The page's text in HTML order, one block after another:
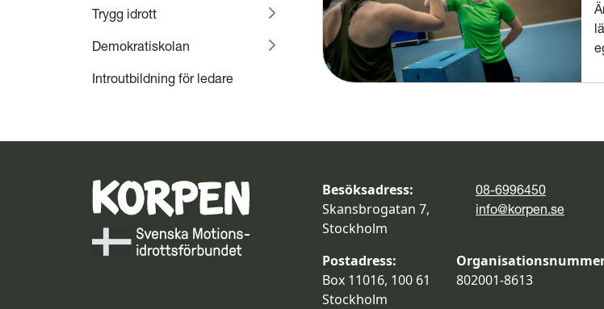
Trygg idrott
Demokratiskolan
Introutbildning för ledare
Besöksadress:
Skansbrogatan 7,
Stockholm
08-6996450
info@korpen.se
Postadress:
Box 11016, 100 61
Stockholm
802001-8613